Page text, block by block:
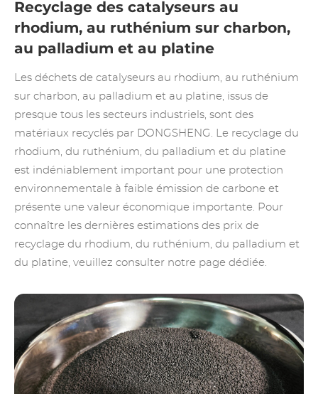
Recyclage des catalyseurs au
rhodium, au ruthénium sur charbon,
au palladium et au platine
Les déchets de catalyseurs au rhodium, au ruthénium
sur charbon, au palladium et au platine, issus de
presque tous les secteurs industriels, sont des
matériaux recyclés par DONGSHENG. Le recyclage du
rhodium, du ruthénium, du palladium et du platine
est indéniablement important pour une protection
environnementale à faible émission de carbone et
présente une valeur économique importante. Pour
connaître les dernières estimations des prix de
recyclage du rhodium, du ruthénium, du palladium et
du platine, veuillez consulter notre page dédiée.